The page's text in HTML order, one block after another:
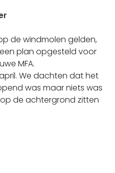
de windmolen gelden,
plan opgesteld voor
MFA.
We dachten dat het
was maar niets was
de achtergrond zitten